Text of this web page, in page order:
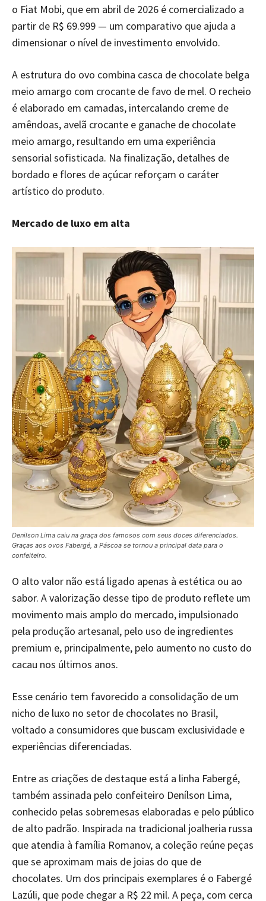
o Fiat Mobi, que em abril de 2026 é comercializado a
partir de R$ 69.999 — um comparativo que ajuda a
dimensionar o nível de investimento envolvido.
A estrutura do ovo combina casca de chocolate belga
meio amargo com crocante de favo de mel. O recheio
é elaborado em camadas, intercalando creme de
amêndoas, avelã crocante e ganache de chocolate
meio amargo, resultando em uma experiência
sensorial sofisticada. Na finalização, detalhes de
bordado e flores de açúcar reforçam o caráter
artístico do produto.
Mercado de luxo em alta
Denilson Lima caiu na graça dos famosos com seus doces diferenciados.
Graças aos ovos Fabergé, a Páscoa se tornou a principal data para o
confeiteiro.
O alto valor não está ligado apenas à estética ou ao
sabor. A valorização desse tipo de produto reflete um
movimento mais amplo do mercado, impulsionado
pela produção artesanal, pelo uso de ingredientes
premium e, principalmente, pelo aumento no custo do
cacau nos últimos anos.
Esse cenário tem favorecido a consolidação de um
nicho de luxo no setor de chocolates no Brasil,
voltado a consumidores que buscam exclusividade e
experiências diferenciadas.
Entre as criações de destaque está a linha Fabergé,
também assinada pelo confeiteiro Denílson Lima,
conhecido pelas sobremesas elaboradas e pelo público
de alto padrão. Inspirada na tradicional joalheria russa
que atendia à família Romanov, a coleção reúne peças
que se aproximam mais de joias do que de
chocolates. Um dos principais exemplares é o Fabergé
Lazúli, que pode chegar a R$ 22 mil. A peça, com cerca